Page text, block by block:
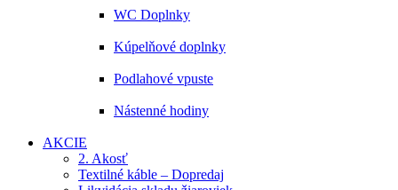
WC Doplnky
Kúpelňové doplnky
Podlahové vpuste
Nástenné hodiny
AKCIE
2. Akosť
Textilné káble – Dopredaj